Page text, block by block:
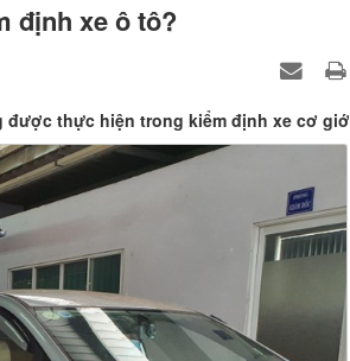
định xe ô tô?
được thực hiện trong kiểm định xe cơ